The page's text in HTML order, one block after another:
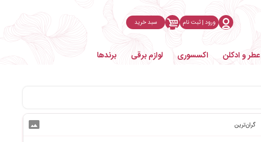
ورود | ثبت نام سبد خرید
عطر و ادکلن اکسسوری لوازم برقی برندها
photo_size_select_actual گران‌ترین